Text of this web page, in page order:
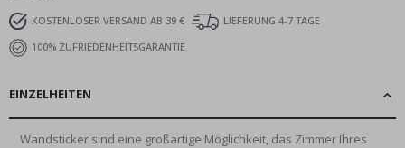
KOSTENLOSER VERSAND AB 39 €
LIEFERUNG 4-7 TAGE
100% ZUFRIEDENHEITSGARANTIE
EINZELHEITEN
Wandsticker sind eine großartige Möglichkeit, das Zimmer Ihres